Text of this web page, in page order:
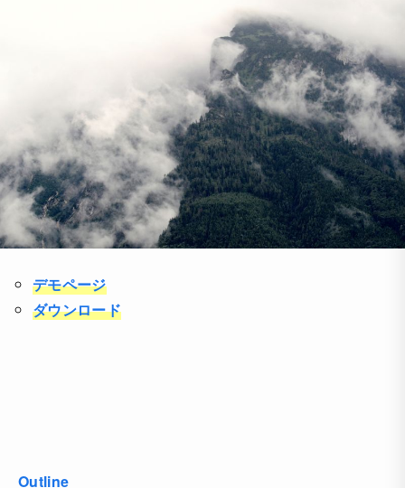
デモページ
ダウンロード
Outline